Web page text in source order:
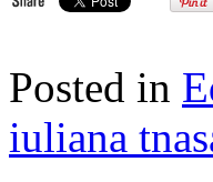
Posted in
iuliana